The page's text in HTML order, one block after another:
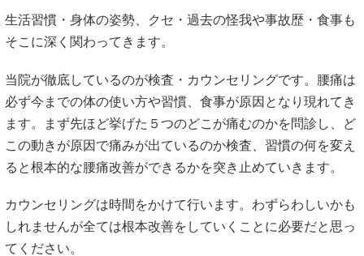
生活習慣・身体の姿勢、クセ・過去の怪我や事故歴・食事も
そこに深く関わってきます。
当院が徹底しているのが検査・カウンセリングです。腰痛は
必ず今までの体の使い方や習慣、食事が原因となり現れてき
ます。まず先ほど挙げた５つのどこが痛むのかを問診し、ど
この動きが原因で痛みが出ているのか検査、習慣の何を変え
ると根本的な腰痛改善ができるかを突き止めていきます。
カウンセリングは時間をかけて行います。わずらわしいかも
しれませんが全ては根本改善をしていくことに必要だと思っ
てください。